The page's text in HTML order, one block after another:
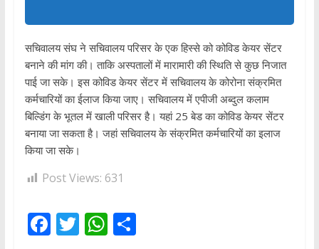
सचिवालय संघ ने सचिवालय परिसर के एक हिस्से को कोविड केयर सेंटर
बनाने की मांग की। ताकि अस्पतालों में मारामारी की स्थिति से कुछ निजात
पाई जा सके। इस कोविड केयर सेंटर में सचिवालय के कोरोना संक्रमित
कर्मचारियों का ईलाज किया जाए। सचिवालय में एपीजी अब्दुल कलाम
बिल्डिंग के भूतल में खाली परिसर है। यहां 25 बेड का कोविड केयर सेंटर
बनाया जा सकता है। जहां सचिवालय के संक्रमित कर्मचारियों का इलाज
किया जा सके।
Post Views: 631
F T W S